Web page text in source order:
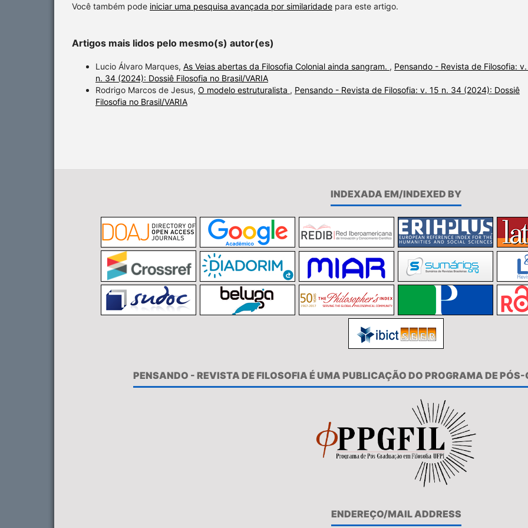
Você também pode iniciar uma pesquisa avançada por similaridade para este artigo.
Artigos mais lidos pelo mesmo(s) autor(es)
Lucio Álvaro Marques, As Veias abertas da Filosofia Colonial ainda sangram. , Pensando - Revista de Filosofia:
n. 34 (2024): Dossiê Filosofia no Brasil/VARIA
Rodrigo Marcos de Jesus, O modelo estruturalista , Pensando - Revista de Filosofia: v. 15 n. 34 (2024): Dossiê
Filosofia no Brasil/VARIA
INDEXADA EM/INDEXED BY
PENSANDO - REVISTA DE FILOSOFIA É UMA PUBLICAÇÃO DO PROGRAMA DE
ENDEREÇO/MAIL ADDRESS